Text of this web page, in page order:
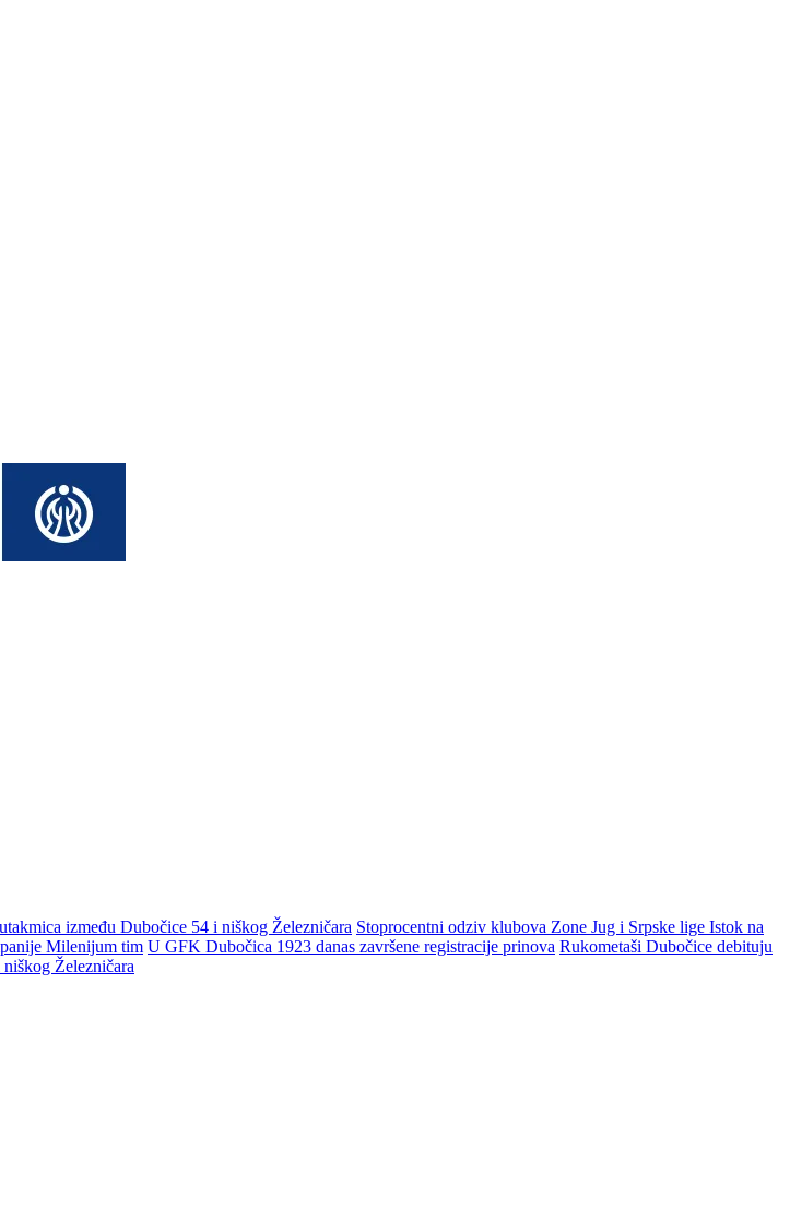
između Dubočice 54 i niškog Železničara Stoprocentni odziv klubova Zone Jug i Srpske lige Istok na
Milenijum tim U GFK Dubočica 1923 danas završene registracije prinova Rukometaši Dubočice debituju
Železničara